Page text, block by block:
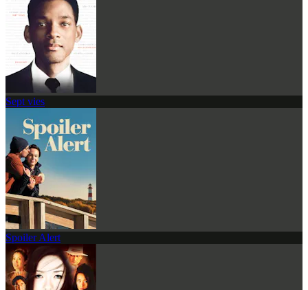
Sept vies
Spoiler Alert